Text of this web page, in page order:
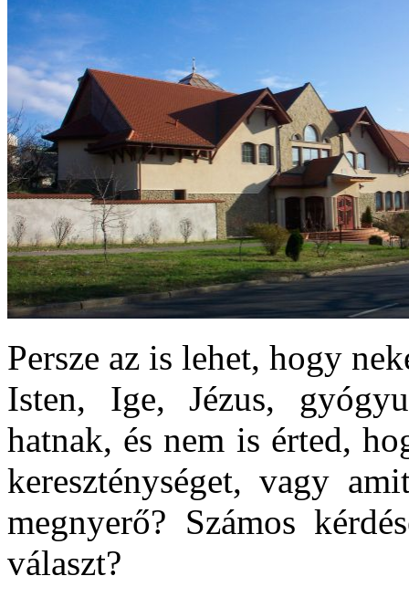
Persze az is lehet, hogy
Isten, Ige, Jézus,
hatnak, és nem is érted,
kereszténységet, vagy
megnyerő? Számos
választ?